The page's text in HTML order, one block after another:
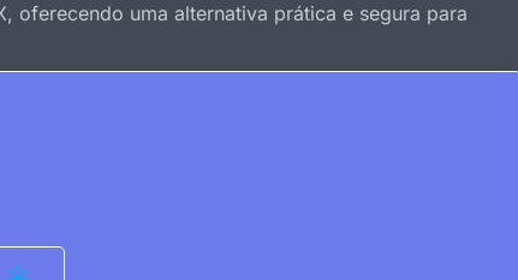
oferecendo uma alternativa prática e segura para
Contas